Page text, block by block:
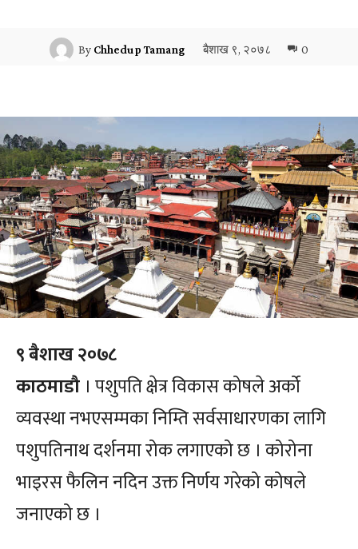
By Chhedup Tamang बैशाख ९, २०७८ 0
९ बैशाख २०७८
काठमाडौ । पशुपति क्षेत्र विकास कोषले अर्को
व्यवस्था नभएसम्मका निम्ति सर्वसाधारणका लागि
पशुपतिनाथ दर्शनमा रोक लगाएको छ । कोरोना
भाइरस फैलिन नदिन उक्त निर्णय गरेको कोषले
जनाएको छ ।